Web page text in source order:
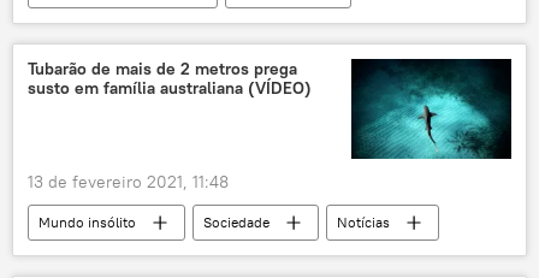
Notícias
neanderthal
evolução
minicérebro
autismo esquizofrenia
Tubarão de mais de 2 metros prega
susto em família australiana (VÍDEO)
13 de fevereiro 2021, 11:48
Mundo insólito Sociedade
Notícias
Austrália
Sydney
tubarão